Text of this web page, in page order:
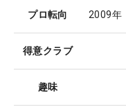
プロ転向 2009年
得意クラブ
趣味